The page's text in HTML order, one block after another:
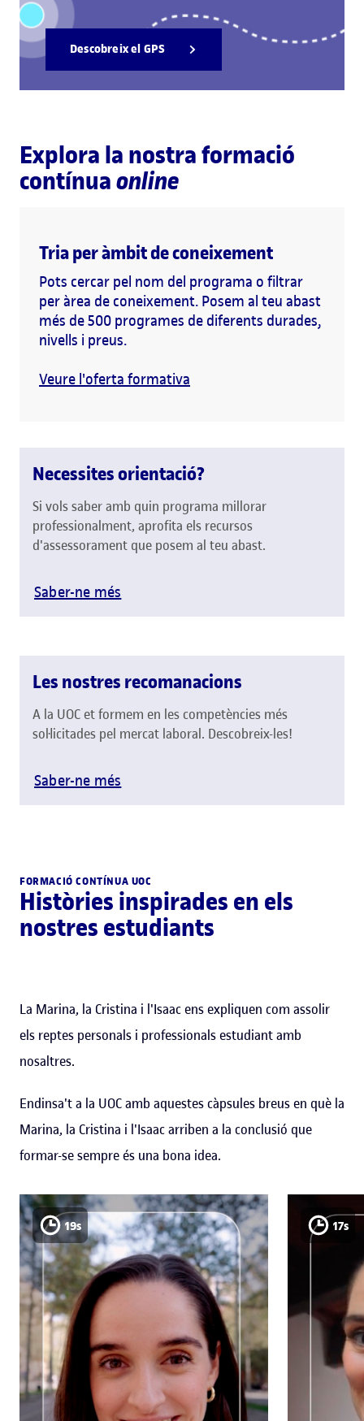
Descobreix el GPS
Explora la nostra formació
contínuaonline
Tria per àmbit de coneixement
Pots cercar pel nom del programa o filtrar
per àrea de coneixement. Posem al teu abast
més de 500 programes de diferents durades,
nivells i preus.
Veure l'oferta formativa
Necessites orientació?
Si vols saber amb quin programa millorar
professionalment, aprofita els recursos
d'assessorament que posem al teu abast.
Saber-ne més
Les nostres recomanacions
A la UOC et formem en les competències més
sol·licitades pel mercat laboral. Descobreix-les!
Saber-ne més
FORMACIÓ CONTÍNUA UOC
Històries inspirades en els
nostres estudiants
La Marina, la Cristina i l'Isaac ens expliquen com assolir
els reptes personals i professionals estudiant amb
nosaltres.
Endinsa't a la UOC amb aquestes càpsules breus en què la
Marina, la Cristina i l'Isaac arriben a la conclusió que
formar-se sempre és una bona idea.
19s 17s